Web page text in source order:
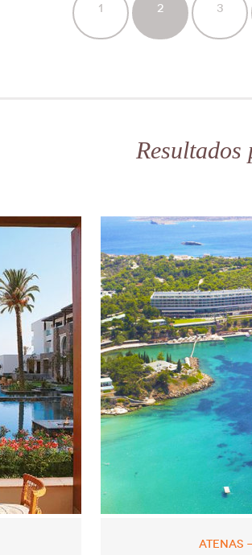
1 2 3
Resultados
ATENAS